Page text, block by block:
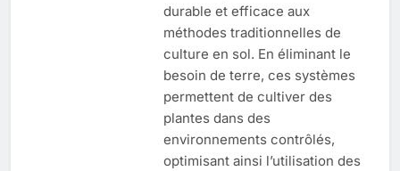
durable et efficace aux
méthodes traditionnelles de
culture en sol. En éliminant le
besoin de terre, ces systèmes
permettent de cultiver des
plantes dans des
environnements contrôlés,
optimisant ainsi l’utilisation des